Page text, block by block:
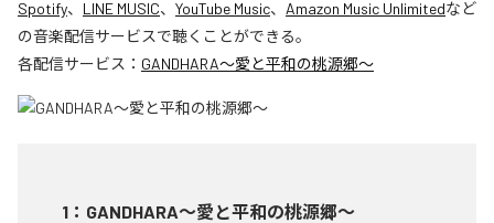
Spotify、 LINE MUSIC、 YouTube Music、 Amazon Music Unlimitedなど
の音楽配信サービスで聴くことができる。
各配信サービス： GANDHARA〜愛と平和の桃源郷〜
1 ： GANDHARA〜愛と平和の桃源郷〜